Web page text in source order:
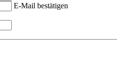
E-Mail bestätigen